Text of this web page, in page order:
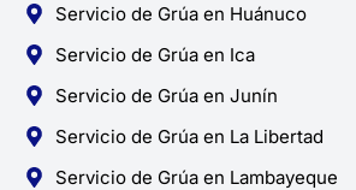
Servicio de Grúa en Huánuco
Servicio de Grúa en Ica
Servicio de Grúa en Junín
Servicio de Grúa en La Libertad
Servicio de Grúa en Lambayeque